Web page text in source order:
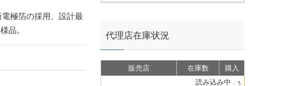
極箔の採用、設計最
品。
代理店在庫状況
販売店 在庫数
購入
読み込み中